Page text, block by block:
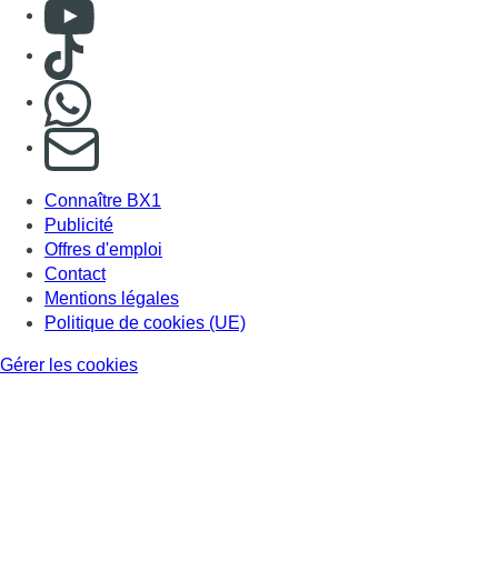
Consulter Youtube
Consulter TikTok
S'abonner à notre newsletter
Connaître BX1
Publicité
Offres d'emploi
Contact
Mentions légales
Politique de cookies (UE)
Gérer les cookies